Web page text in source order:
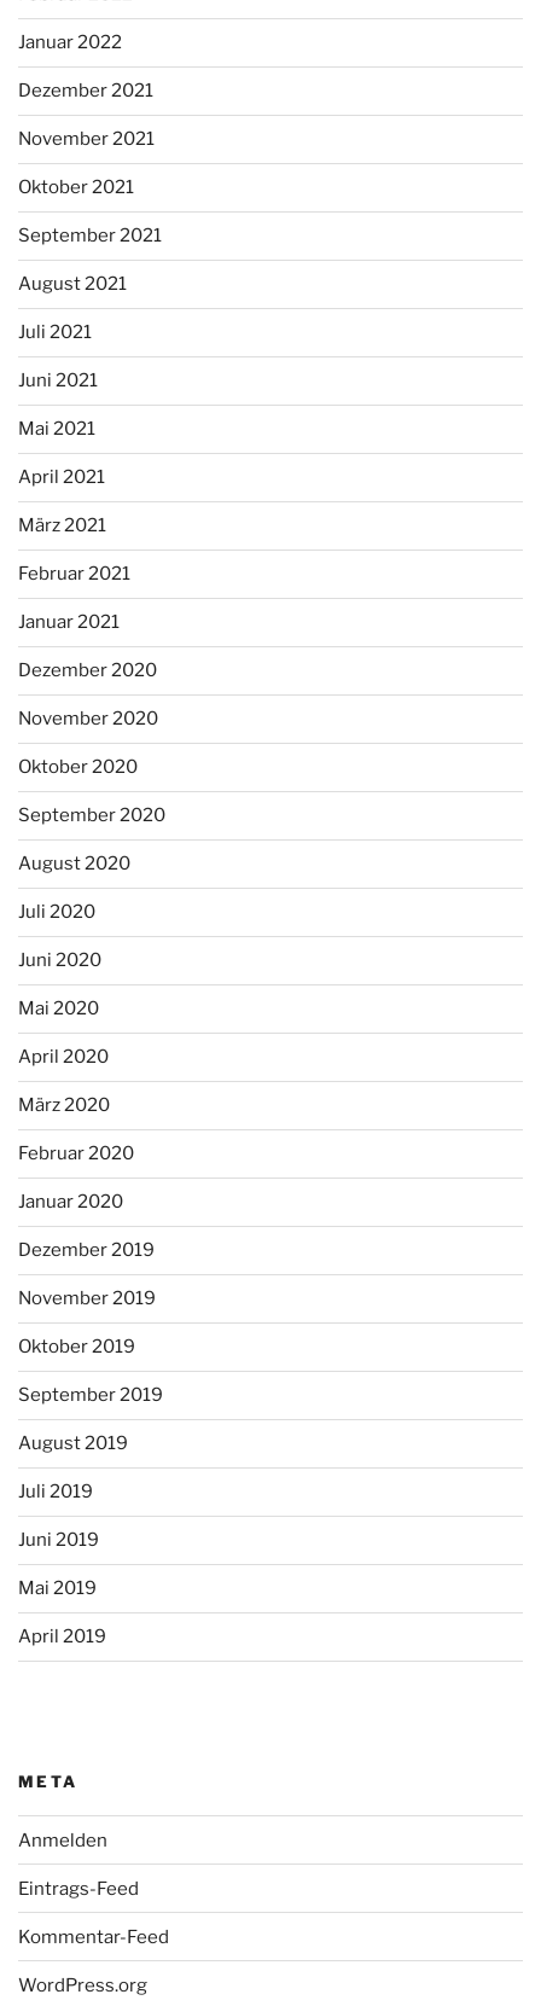
Januar 2022
Dezember 2021
November 2021
Oktober 2021
September 2021
August 2021
Juli 2021
Juni 2021
Mai 2021
April 2021
März 2021
Februar 2021
Januar 2021
Dezember 2020
November 2020
Oktober 2020
September 2020
August 2020
Juli 2020
Juni 2020
Mai 2020
April 2020
März 2020
Februar 2020
Januar 2020
Dezember 2019
November 2019
Oktober 2019
September 2019
August 2019
Juli 2019
Juni 2019
Mai 2019
April 2019
META
Anmelden
Eintrags-Feed
Kommentar-Feed
WordPress.org